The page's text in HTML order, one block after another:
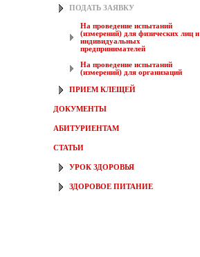
ПОДАТЬ ЗАЯВКУ
На проведение испытаний
(измерений) для физических лиц и
индивидуальных
предпринимателей
На проведение испытаний
(измерений) для организаций
ПРИЕМ КЛЕЩЕЙ
ДОКУМЕНТЫ
АБИТУРИЕНТАМ
СТАТЬИ
УРОК ЗДОРОВЬЯ
ЗДОРОВОЕ ПИТАНИЕ